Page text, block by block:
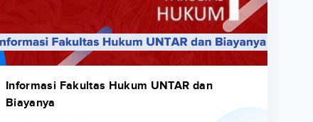
Informasi Fakultas Hukum UNTAR dan
Biayanya